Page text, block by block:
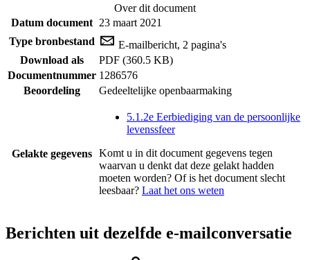
Over dit document
Datum document 23 maart 2021
Type bronbestand
E-mailbericht, 2 pagina's
Download als
PDF (360.5 KB)
Documentnummer 1286576
Beoordeling
Gedeeltelijke openbaarmaking
Gelakte gegevens
5.1.2e Eerbiediging van de persoonlijke
levenssfeer
Komt u in dit document gegevens tegen
waarvan u denkt dat deze gelakt hadden
moeten worden? Of is het document slecht
leesbaar? Laat het ons weten
Berichten uit dezelfde e-mailconversatie